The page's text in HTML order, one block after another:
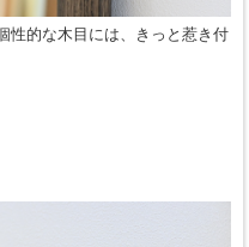
性的な木目には、きっと惹き付